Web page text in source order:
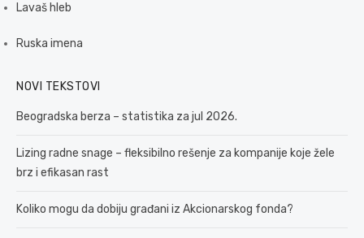
Lavaš hleb
Ruska imena
NOVI TEKSTOVI
Beogradska berza – statistika za jul 2026.
Lizing radne snage – fleksibilno rešenje za kompanije koje žele
brz i efikasan rast
Koliko mogu da dobiju građani iz Akcionarskog fonda?